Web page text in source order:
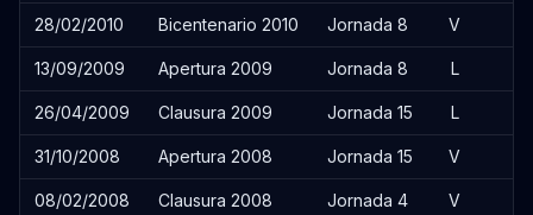
28/02/2010 Bicentenario 2010 Jornada 8 V
13/09/2009 Apertura 2009 Jornada 8 L
26/04/2009 Clausura 2009 Jornada 15 L
31/10/2008 Apertura 2008 Jornada 15 V
08/02/2008 Clausura 2008 Jornada 4 V